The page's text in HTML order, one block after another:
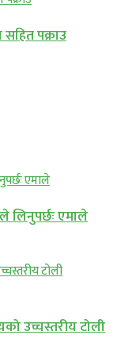
पक्राउ
लिनुपर्छः एमाले
उच्चस्तरीय टोली